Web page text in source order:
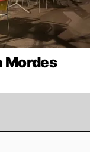
Mordes